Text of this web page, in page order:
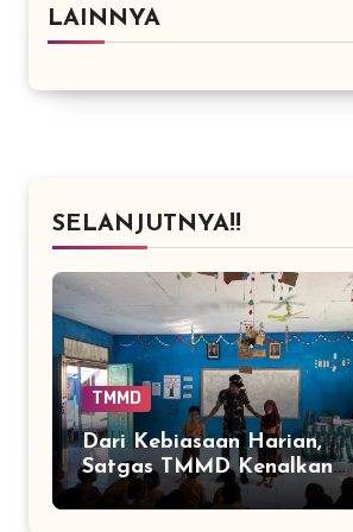
LAINNYA
SELANJUTNYA!!
TMMD
Dari Kebiasaan Harian,
Satgas TMMD Kenalkan
Cara Sederhana Mencegah
Penyakit Sejak Dini